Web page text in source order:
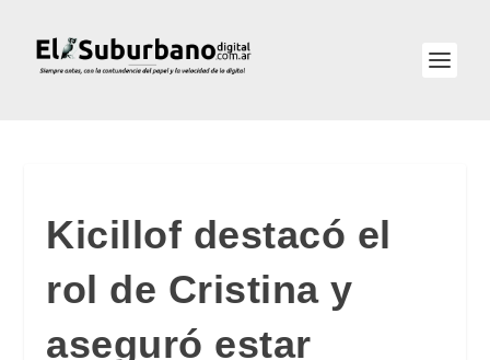
Kicillof destacó el
rol de Cristina y
aseguró estar